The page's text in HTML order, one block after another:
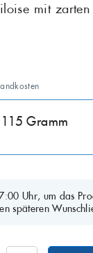
mit
Gramm
Uhr, um das
späteren